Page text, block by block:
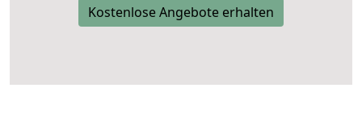
Kostenlose Angebote erhalten